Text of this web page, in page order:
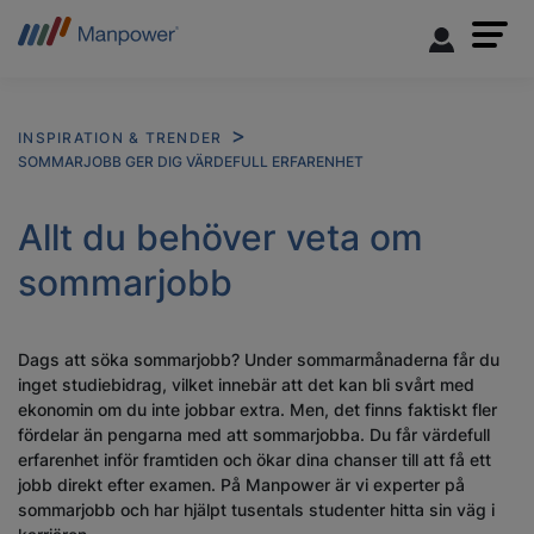
INSPIRATION & TRENDER
SOMMARJOBB GER DIG VÄRDEFULL ERFARENHET
Allt du behöver veta om
sommarjobb
Dags att söka sommarjobb? Under sommarmånaderna får du
inget studiebidrag, vilket innebär att det kan bli svårt med
ekonomin om du inte jobbar extra. Men, det finns faktiskt fler
fördelar än pengarna med att sommarjobba. Du får värdefull
erfarenhet inför framtiden och ökar dina chanser till att få ett
jobb direkt efter examen. På Manpower är vi experter på
sommarjobb och har hjälpt tusentals studenter hitta sin väg i